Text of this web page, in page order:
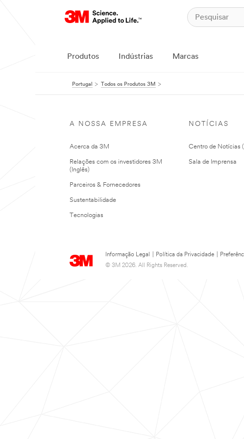
Produtos Indústrias Marcas
Portugal Todos os Produtos 3M
A NOSSA EMPRESA
Acerca da 3M
Relações com os investidores 3M
(Inglês)
Parceiros & Fornecedores
Sustentabilidade
Tecnologias
NOTÍCIAS
Centro de Notícias
Sala de Imprensa
Informação Legal Política da Privacidade
© 3M 2026. All Rights Reserved.